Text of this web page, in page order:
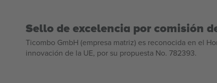
Sello de excelencia por comisión
Ticombo GmbH (empresa matriz) es reconocida en el
innovación de la UE, por su propuesta No. 782393.